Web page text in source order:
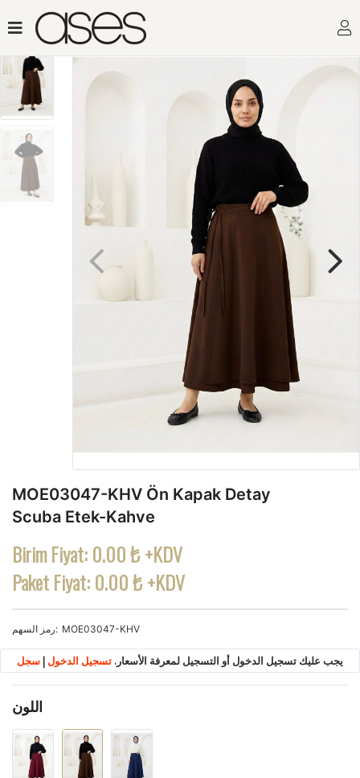
MOE03047-KHV Ön Kapak Detay
Scuba Etek-Kahve
Birim Fiyat:0.00 ₺ +KDV
Paket Fiyat:0.00 ₺ +KDV
رمز السهم MOE03047-KHV
يجب عليك تسجيل الدخول أو التسجيل لمعرفة الأسعار. تسجيل الدخول | سجل
اللون